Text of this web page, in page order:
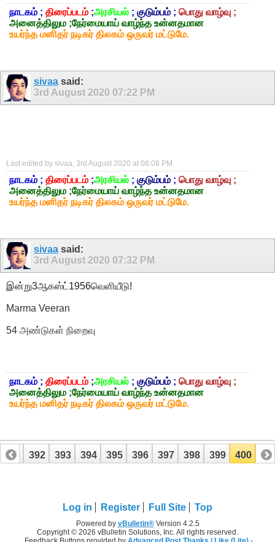
நாடகம் ; திரைப்படம் ;அரசியல் ; குடும்பம் ; பொது வாழ்வு ;
அனைத்திலும ;நேர்மையாய் வாழ்ந்த உன்னதமான
உயர்ந்த மனிதர் நடிகர் திலகம் ஒருவர் மட்டுமே.
sivaa said:
3rd August 2020 07:22 PM
Last edited by sivaa; 3rd August 2020 at 08:08 PM .
நாடகம் ; திரைப்படம் ;அரசியல் ; குடும்பம் ; பொது வாழ்வு ;
அனைத்திலும ;நேர்மையாய் வாழ்ந்த உன்னதமான
உயர்ந்த மனிதர் நடிகர் திலகம் ஒருவர் மட்டுமே.
sivaa said:
3rd August 2020 07:32 PM
இன்று3ஆகஸ்ட்1956வெளியீடு!
Marma Veeran
54 அண்டுகள் நிறைவு
நாடகம் ; திரைப்படம் ;அரசியல் ; குடும்பம் ; பொது வாழ்வு ;
அனைத்திலும ;நேர்மையாய் வாழ்ந்த உன்னதமான
உயர்ந்த மனிதர் நடிகர் திலகம் ஒருவர் மட்டுமே.
391 392 393 394 395 396 397 398 399 400
Log in Register Full Site Top
Powered by vBulletin®Version 4.2.5
Copyright © 2026 vBulletin Solutions, Inc. All rights reserved.